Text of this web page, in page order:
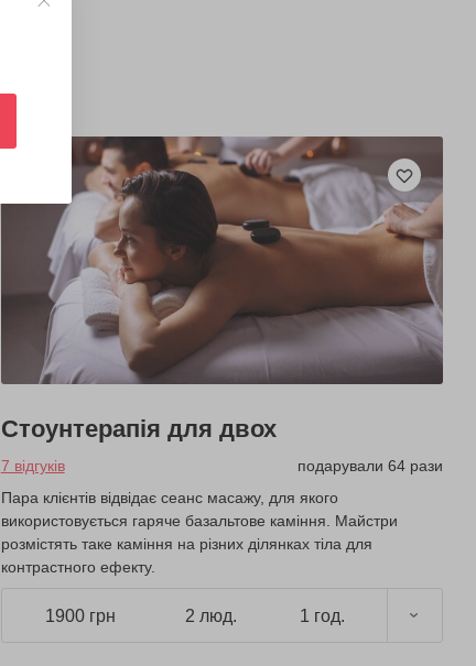
Стоунтерапія для двох
7 відгуків
подарували 64 рази
Пара клієнтів відвідає сеанс масажу, для якого
використовується гаряче базальтове каміння. Майстри
розмістять таке каміння на різних ділянках тіла для
контрастного ефекту.
1900 грн 2 люд. 1 год.